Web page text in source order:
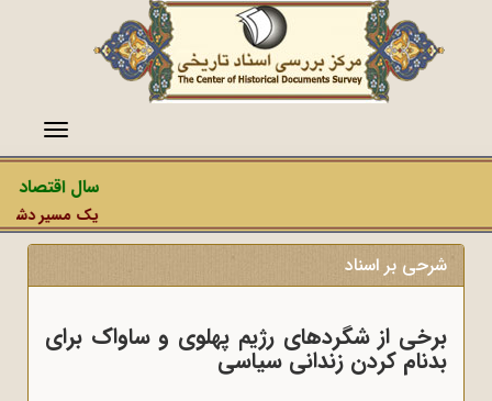
منو
سال اقتصاد
یک مسیر
شرحی بر اسناد
برخی از شگرد‌های رژیم پهلوی و ساواک برای
بدنام کردن زندانی سیاسی